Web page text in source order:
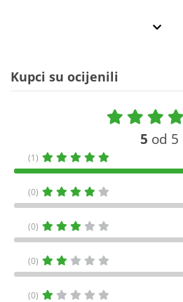
Kupci su ocijenili
5 od 5
(1)
(0)
(0)
(0)
(0)